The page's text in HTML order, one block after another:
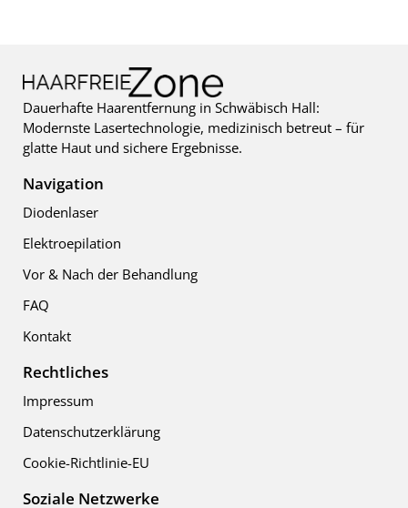
Dauerhafte Haarentfernung in Schwäbisch Hall:
Modernste Lasertechnologie, medizinisch betreut – für
glatte Haut und sichere Ergebnisse.
Navigation
Diodenlaser
Elektroepilation
Vor & Nach der Behandlung
FAQ
Kontakt
Rechtliches
Impressum
Datenschutzerklärung
Cookie-Richtlinie-EU
Soziale Netzwerke